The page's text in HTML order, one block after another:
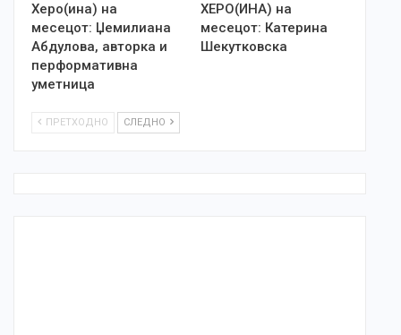
Херо(ина) на
месецот: Џемилиана
Абдулова, авторка и
перформативна
уметница
ХЕРО(ИНА) на
месецот: Катерина
Шекутковска
ПРЕТХОДНО СЛЕДНО